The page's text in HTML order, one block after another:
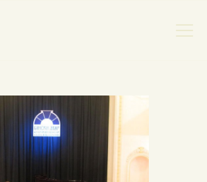
ДОГАЂАЈА
ДВОР